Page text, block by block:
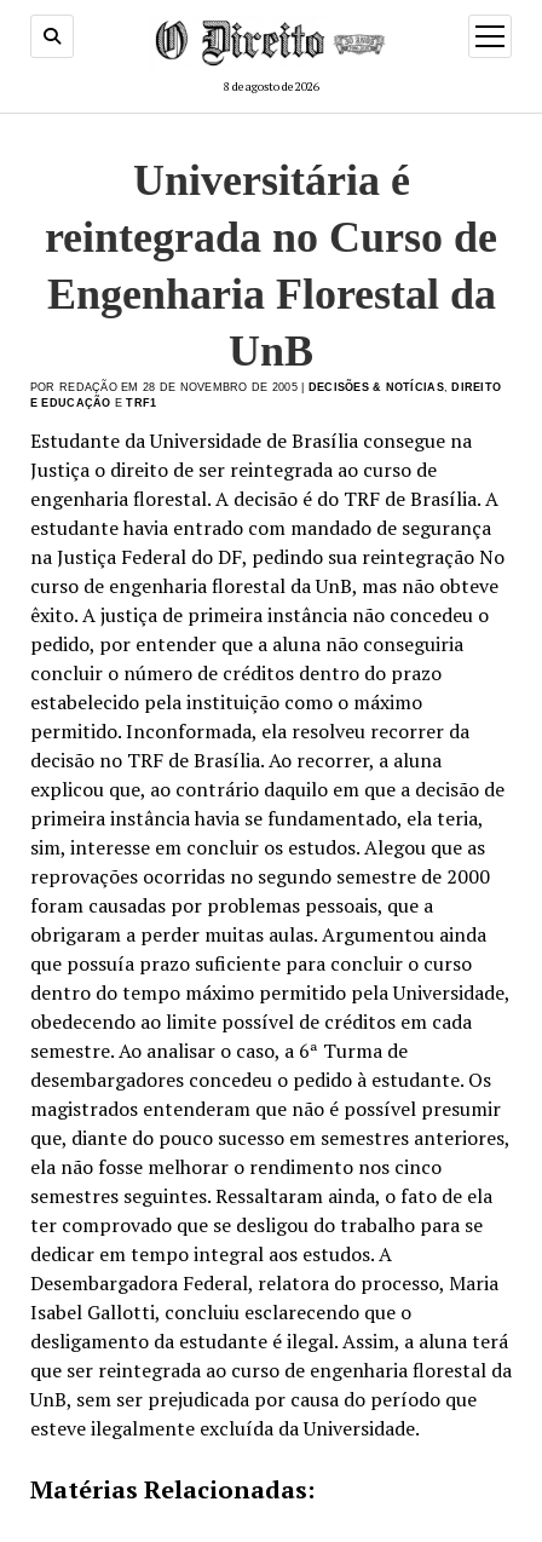
8 de agosto de 2026
menu
de
Universitária é
reintegrada no Curso de
Engenharia Florestal da
UnB
POR REDAÇÃO EM 28 DE NOVEMBRO DE 2005 | DECISÕES & NOTÍCIAS,
DIREITO
E EDUCAÇÃO ETRF1
Estudante da Universidade de Brasília consegue na
Justiça o direito de ser reintegrada ao curso de
engenharia florestal. A decisão é do TRF de Brasília. A
estudante havia entrado com mandado de segurança
na Justiça Federal do DF, pedindo sua reintegração No
curso de engenharia florestal da UnB, mas não obteve
êxito. A justiça de primeira instância não concedeu o
pedido, por entender que a aluna não conseguiria
concluir o número de créditos dentro do prazo
estabelecido pela instituição como o máximo
permitido. Inconformada, ela resolveu recorrer da
decisão no TRF de Brasília. Ao recorrer, a aluna
explicou que, ao contrário daquilo em que a decisão de
primeira instância havia se fundamentado, ela teria,
sim, interesse em concluir os estudos. Alegou que as
reprovações ocorridas no segundo semestre de 2000
foram causadas por problemas pessoais, que a
obrigaram a perder muitas aulas. Argumentou ainda
que possuía prazo suficiente para concluir o curso
dentro do tempo máximo permitido pela Universidade,
obedecendo ao limite possível de créditos em cada
semestre. Ao analisar o caso, a 6ª Turma de
desembargadores concedeu o pedido à estudante. Os
magistrados entenderam que não é possível presumir
que, diante do pouco sucesso em semestres anteriores,
ela não fosse melhorar o rendimento nos cinco
semestres seguintes. Ressaltaram ainda, o fato de ela
ter comprovado que se desligou do trabalho para se
dedicar em tempo integral aos estudos. A
Desembargadora Federal, relatora do processo, Maria
Isabel Gallotti, concluiu esclarecendo que o
desligamento da estudante é ilegal. Assim, a aluna terá
que ser reintegrada ao curso de engenharia florestal da
UnB, sem ser prejudicada por causa do período que
esteve ilegalmente excluída da Universidade.
Matérias Relacionadas: